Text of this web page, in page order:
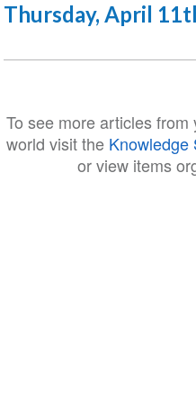
Thursday, April
To see more articles
world visit the
or view